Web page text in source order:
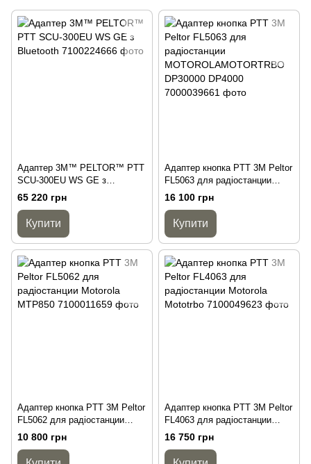
Адаптер 3M™ PELTOR™ PTT
SCU-300EU WS GE з
Bluetooth
65 220 грн
Купити
Адаптер кнопка PTT 3M Peltor
FL5063 для радіостанции
MOTOROLAMOTORTRBO
DP30000 DP4000
16 100 грн
Купити
Адаптер кнопка PTT 3M Peltor
FL5062 для радіостанции
Motorola MTP850
10 800 грн
Адаптер кнопка PTT 3M Peltor
FL4063 для радіостанции
Motorola Mototrbo
16 750 грн